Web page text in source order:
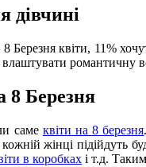
дівчині
Березня квіти, 11%
8 Березня
саме квіти на 8 березня
жінці підійдуть
в коробках і т.д.